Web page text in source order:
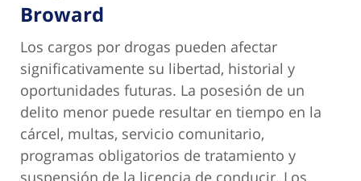
Broward
Los cargos por drogas pueden afectar
significativamente su libertad, historial y
oportunidades futuras. La posesión de un
delito menor puede resultar en tiempo en la
cárcel, multas, servicio comunitario,
programas obligatorios de tratamiento y
suspensión de la licencia de conducir. Los